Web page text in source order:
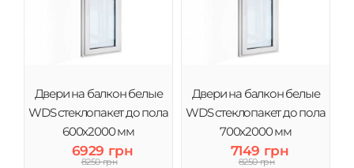
Двери на балкон белые
WDS стеклопакет до пола
600x2000 мм
6929 грн
8250 грн
Двери на балкон белые
WDS стеклопакет до пола
700x2000 мм
7149 грн
8250 грн